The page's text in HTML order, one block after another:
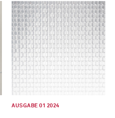
AUSGABE 01 2024